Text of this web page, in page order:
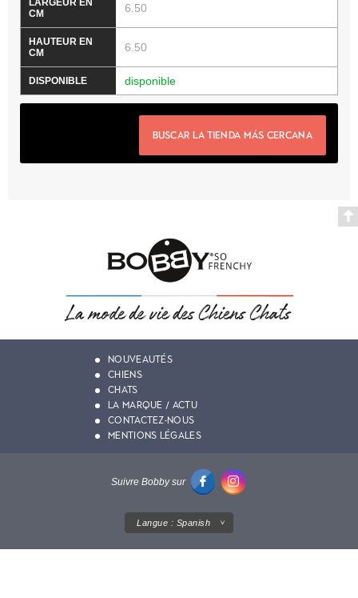
6.50
6.50
disponible
BUSCAR LA TIENDA MÁS CERCANA
NOUVEAUTÉS
CHIENS
CHATS
LA MARQUE / ACTU
CONTACTEZ-NOUS
MENTIONS LÉGALES
Suivre Bobby sur
Langue : Spanish